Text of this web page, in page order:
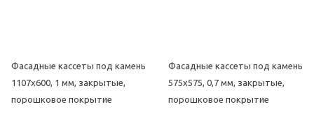
Фасадные кассеты под камень
1107х600, 1 мм, закрытые,
порошковое покрытие
Фасадные кассеты под камень
575х575, 0,7 мм, закрытые,
порошковое покрытие